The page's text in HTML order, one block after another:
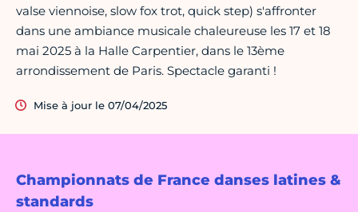
Championnats de France danses latines &
standards
valse viennoise, slow fox trot, quick step) s'affronter
dans une ambiance musicale chaleureuse les 17 et 18
mai 2025 à la Halle Carpentier, dans le 13ème
arrondissement de Paris. Spectacle garanti !
Mise à jour le 07/04/2025